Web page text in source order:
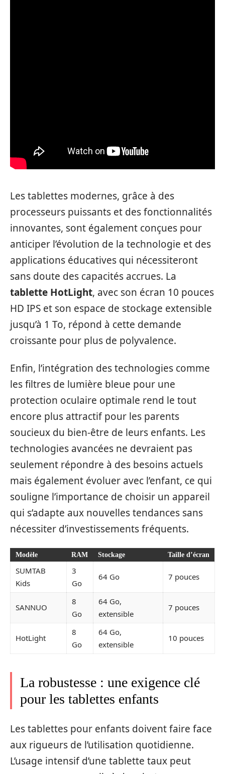
Les tablettes modernes, grâce à des
processeurs puissants et des fonctionnalités
innovantes, sont également conçues pour
anticiper l’évolution de la technologie et des
applications éducatives qui nécessiteront
sans doute des capacités accrues. La
tablette HotLight, avec son écran 10 pouces
HD IPS et son espace de stockage extensible
jusqu’à 1 To, répond à cette demande
croissante pour plus de polyvalence.
Enfin, l’intégration des technologies comme
les filtres de lumière bleue pour une
protection oculaire optimale rend le tout
encore plus attractif pour les parents
soucieux du bien-être de leurs enfants. Les
technologies avancées ne devraient pas
seulement répondre à des besoins actuels
mais également évoluer avec l’enfant, ce qui
souligne l’importance de choisir un appareil
qui s’adapte aux nouvelles tendances sans
nécessiter d’investissements fréquents.
Modèle RAM Stockage Taille d’écran
SUMTAB
Kids
3
Go
64 Go 7 pouces
SANNUO
8
Go
64 Go,
extensible
7 pouces
HotLight
8
Go
64 Go,
extensible
10 pouces
La robustesse : une exigence clé
pour les tablettes enfants
Les tablettes pour enfants doivent faire face
aux rigueurs de l’utilisation quotidienne.
L’usage intensif d’une tablette taux peut